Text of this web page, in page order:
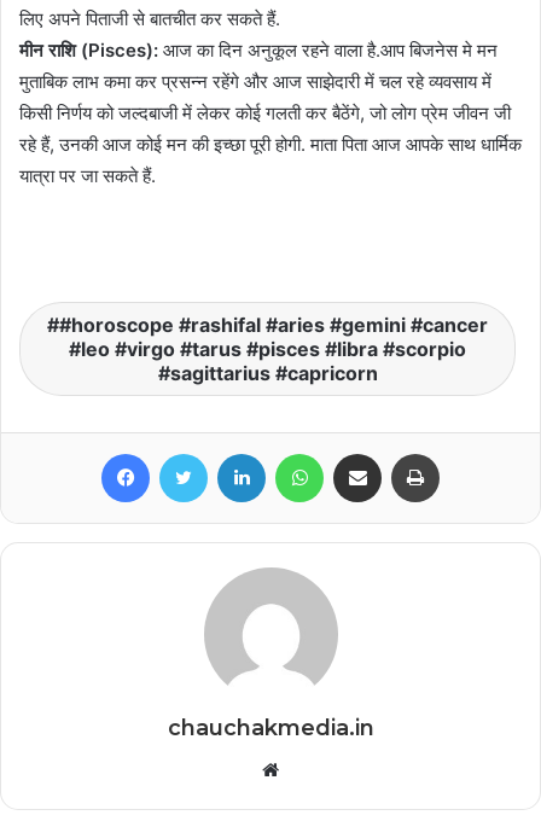
लिए अपने पिताजी से बातचीत कर सकते हैं.
मीन राशि (Pisces): आज का दिन अनुकूल रहने वाला है.आप बिजनेस मे मन
मुताबिक लाभ कमा कर प्रसन्न रहेंगे और आज साझेदारी में चल रहे व्यवसाय में
किसी निर्णय को जल्दबाजी में लेकर कोई गलती कर बैठेंगे, जो लोग प्रेम जीवन जी
रहे हैं, उनकी आज कोई मन की इच्छा पूरी होगी. माता पिता आज आपके साथ धार्मिक
यात्रा पर जा सकते हैं.
#horoscope #rashifal #aries #gemini #cancer
#leo #virgo #tarus #pisces #libra #scorpio
#sagittarius #capricorn
FacebookTwitter LinkedIn WhatsAppShare via Email
chauchakmedia.in
Website